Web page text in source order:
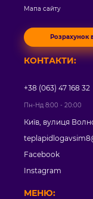
Мапа сайту
Розрахунок
МЕНЮ:
КОНТАКТИ:
+38 (063) 47 168 32
Пн-Нд 8:00 - 20:00
Київ, вулиця
Facebook
Instagram